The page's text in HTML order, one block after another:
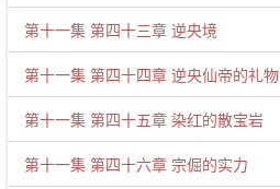
第十一集 第四十三章 逆央境
第十一集 第四十四章 逆央仙帝的礼物
第十一集 第四十五章 染红的散宝岩
第十一集 第四十六章 宗倔的实力